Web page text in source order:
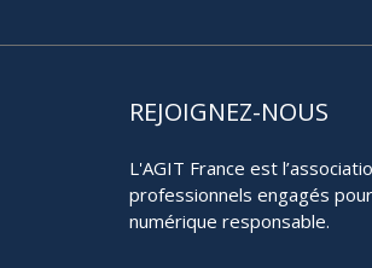
REJOIGNEZ-NOUS
L'AGIT France est
professionnels engagés
numérique responsable.